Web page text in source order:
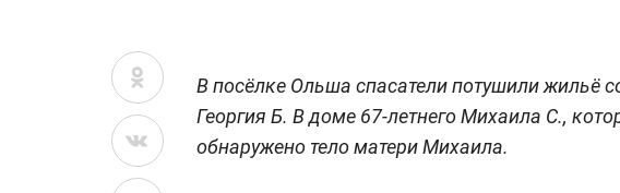
В посёлке Ольша спасатели потушили жильё
Георгия Б. В доме 67-летнего Михаила С.,
обнаружено тело матери Михаила.